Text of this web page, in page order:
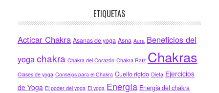
ETIQUETAS
Acticar Chakra Asanas de yoga Asna Aura Beneficios del
yogachakra Chakra del Corazón Chakra Raíz Chakras
Clases de yoga Consejos para el Chakra Cuello rigido Dieta Ejercicios
de Yoga El poder del yoga El yoga Energía Energía del chakra